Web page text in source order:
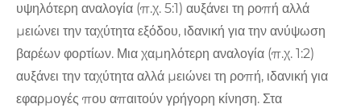
υψηλότερη αναλογία (π.χ. 5:1) αυξάνει τη ροπή αλλά
μειώνει την ταχύτητα εξόδου, ιδανική για την ανύψωση
βαρέων φορτίων. Μια χαμηλότερη αναλογία (π.χ. 1:2)
αυξάνει την ταχύτητα αλλά μειώνει τη ροπή, ιδανική για
εφαρμογές που απαιτούν γρήγορη κίνηση. Στα